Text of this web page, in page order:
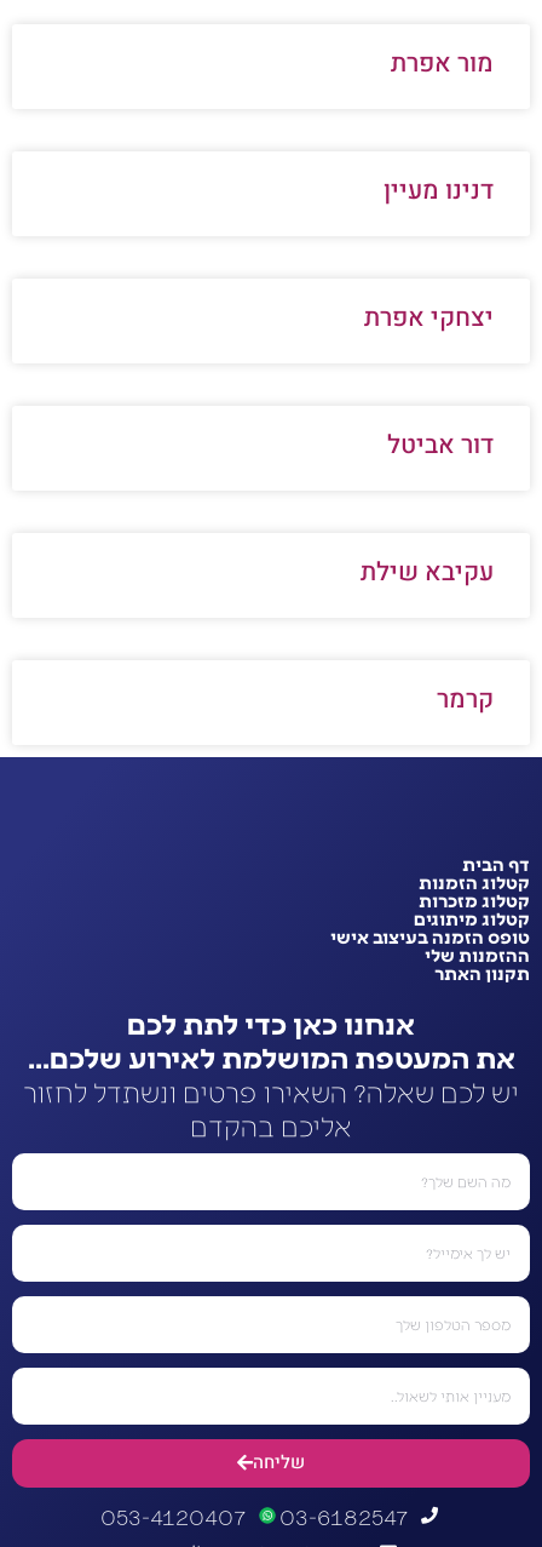
מור אפרת
דנינו מעיין
יצחקי אפרת
דור אביטל
עקיבא שילת
קרמר
דף הבית
קטלוג הזמנות
קטלוג מזכרות
קטלוג מיתוגים
טופס הזמנה בעיצוב אישי
ההזמנות שלי
תקנון האתר
אנחנו כאן כדי לתת לכם
את המעטפת המושלמת לאירוע שלכם...
יש לכם שאלה? השאירו פרטים ונשתדל לחזור
אליכם בהקדם
שליחה
03-6182547
053-4120407